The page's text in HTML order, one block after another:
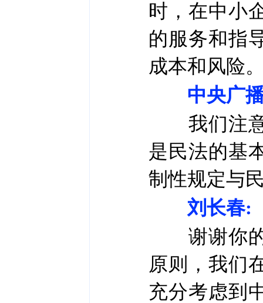
时，在中小
的服务和指
成本和风险
中央广
我们注意
是民法的基
制性规定与
刘长春:
谢谢你的
原则，我们
充分考虑到